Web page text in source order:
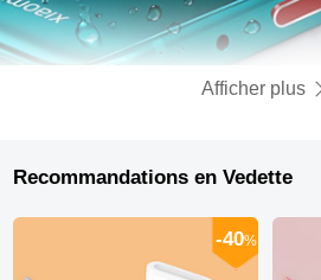
Afficher plus
Recommandations en Vedette
-40%